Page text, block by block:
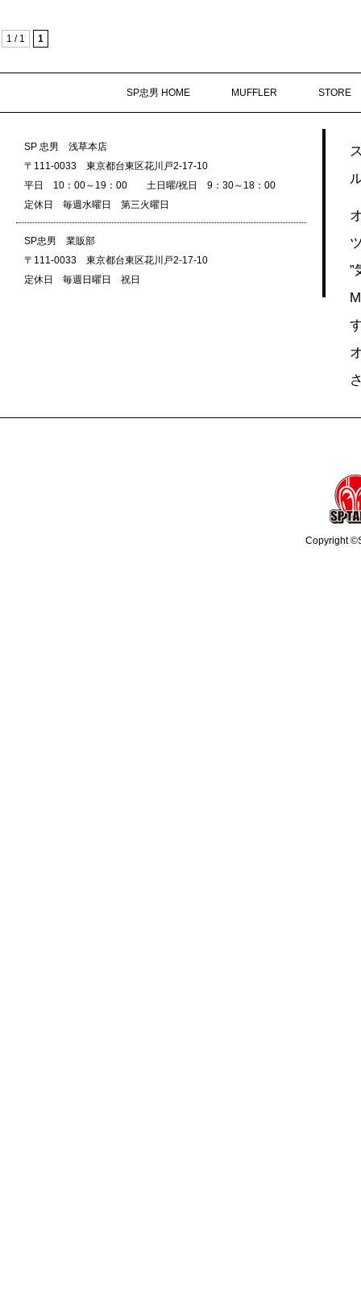
1 / 1 1
SP忠男 HOME MUFFLER STORE
SP 忠男 浅草本店
〒111-0033 東京都台東区花川戸2-17-10
平日 10：00～19：00 土日曜/祝日 9：30～18：00
定休日 毎週水曜日 第三火曜日
SP忠男 業販部
〒111-0033 東京都台東区花川戸2-17-10
定休日 毎週日曜日 祝日
”
Copyright